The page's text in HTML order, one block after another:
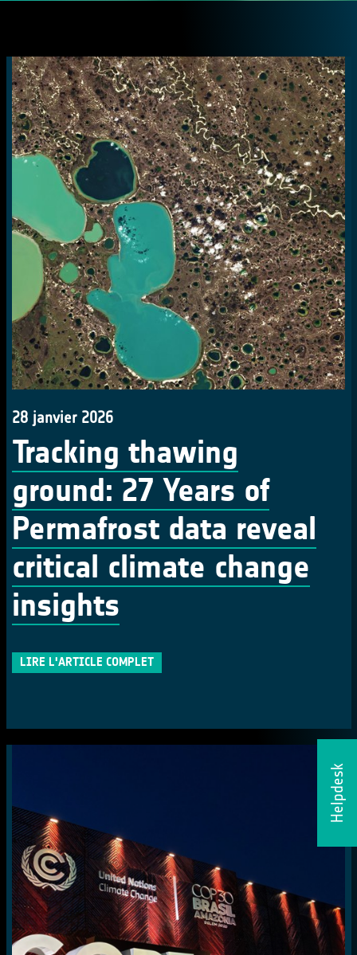
Helpdesk
28 janvier 2026
Tracking thawing
ground: 27 Years of
Permafrost data reveal
critical climate change
insights
LIRE L'ARTICLE COMPLET